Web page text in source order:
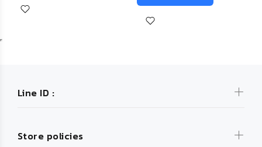
Line ID :
Store policies